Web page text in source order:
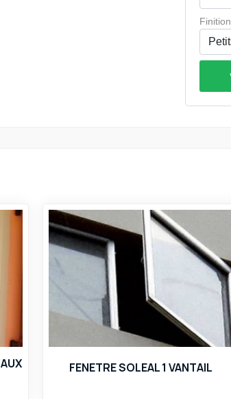
Finition
FENETRE SOLEAL 1 VANTAIL